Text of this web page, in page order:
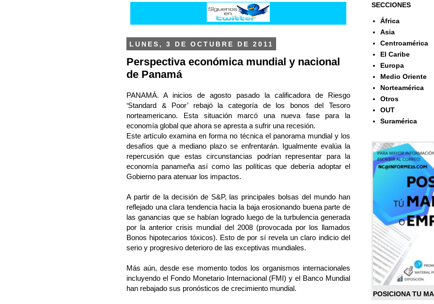
LUNES, 3 DE OCTUBRE DE 2011
Perspectiva económica mundial y nacional
de Panamá
PANAMÁ. A inicios de agosto pasado la calificadora de Riesgo
‘Standard & Poor’ rebajó la categoría de los bonos del Tesoro
norteamericano. Esta situación marcó una nueva fase para la
economía global que ahora se apresta a sufrir una recesión.
Este artículo examina en forma no técnica el panorama mundial y los
desafíos que a mediano plazo se enfrentarán. Igualmente evalúa la
repercusión que estas circunstancias podrían representar para la
economía panameña así como las políticas que debería adoptar el
Gobierno para atenuar los impactos.
A partir de la decisión de S&P, las principales bolsas del mundo han
reflejado una clara tendencia hacia la baja erosionando buena parte de
las ganancias que se habían logrado luego de la turbulencia generada
por la anterior crisis mundial del 2008 (provocada por los llamados
Bonos hipotecarios tóxicos). Esto de por sí revela un claro indicio del
serio y progresivo deterioro de las exceptivas mundiales.
Más aún, desde ese momento todos los organismos internacionales
incluyendo el Fondo Monetario Internacional (FMI) y el Banco Mundial
han rebajado sus pronósticos de crecimiento mundial.
SECCIONES
África
Asia
Centroamérica
El Caribe
Europa
Medio Oriente
Norteamérica
Otros
OUT
Suramérica
POSICIONA TU